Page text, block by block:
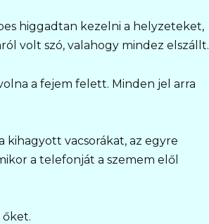
higgadtan kezelni a helyzeteket,
volt szó, valahogy mindez elszállt.
a fejem felett. Minden jel arra
kihagyott vacsorákat, az egyre
a telefonját a szemem elől